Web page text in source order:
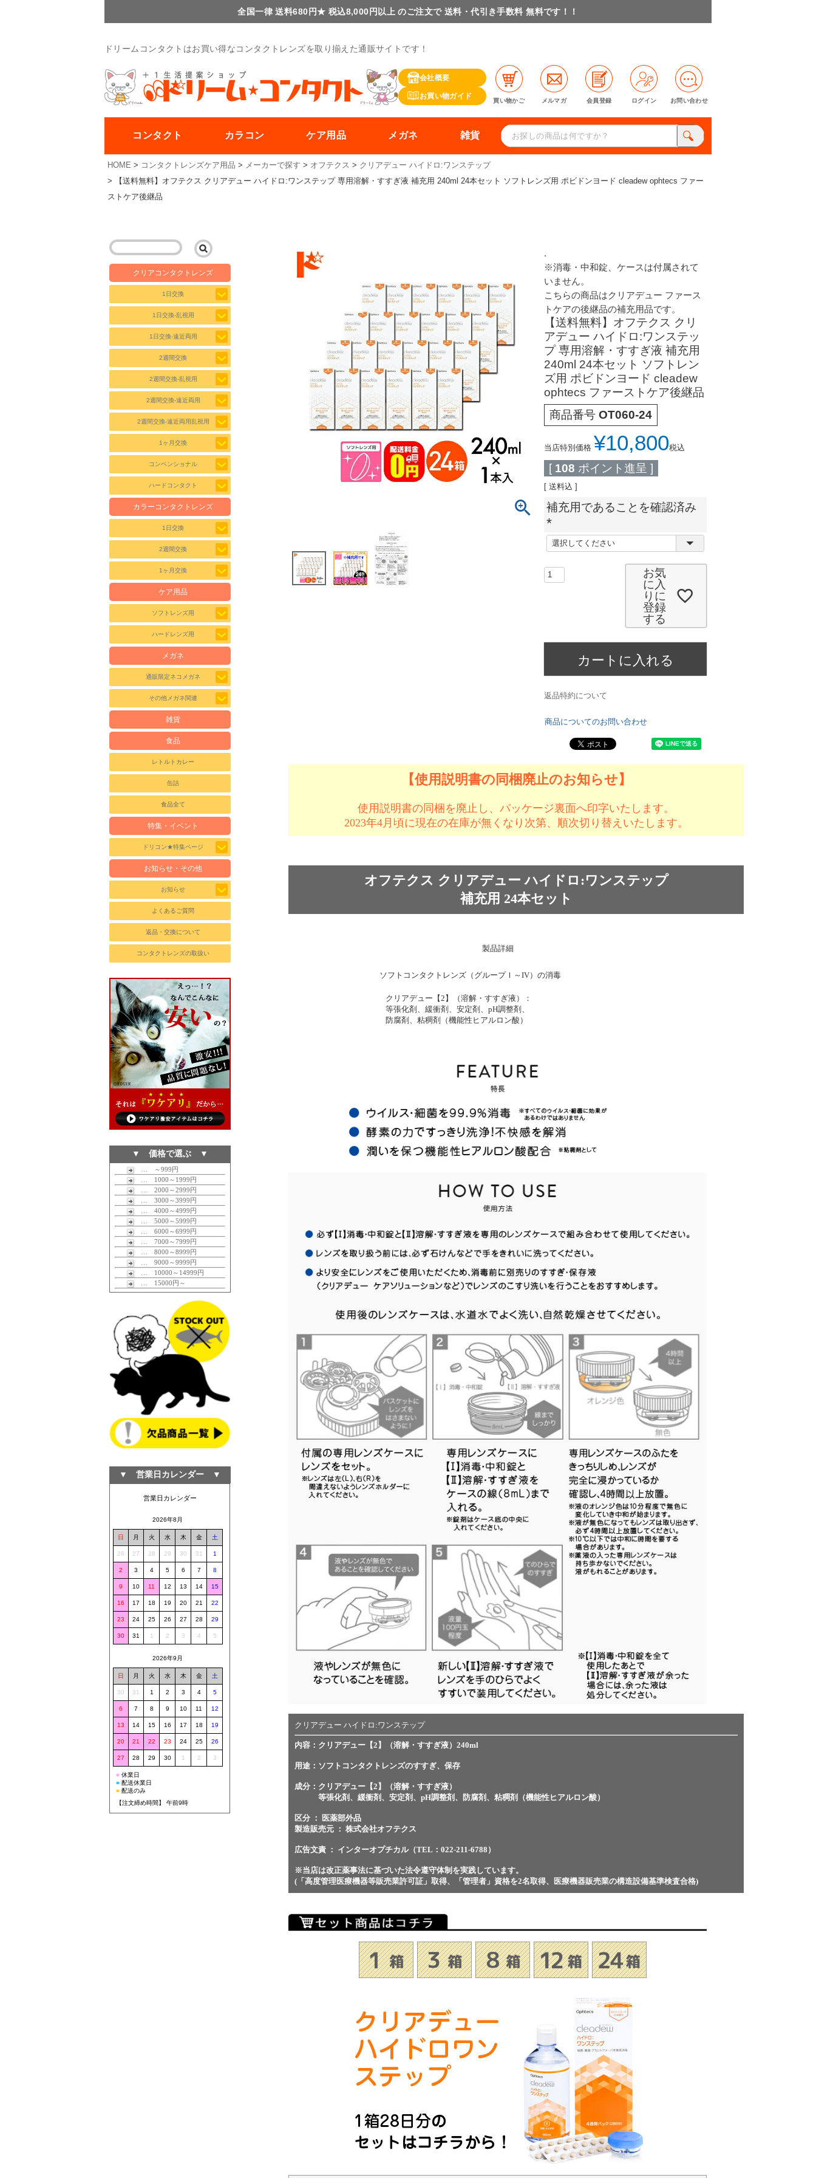
全国一律 送料680円★ 税込8,000円以上 のご注文で 送料・代引き手数料 無料です！！
ドリームコンタクトはお買い得なコンタクトレンズを取り揃えた通販サイトです！
会社概要
お買い物ガイド
買い物かご メルマガ 会員登録 ログイン お問い合わせ
コンタクト カラコン ケア用品 メガネ 雑貨
HOME コンタクトレンズケア用品 メーカーで探す オフテクス
クリアデュー ハイドロ:ワンステップ
【送料無料】オフテクス クリアデュー ハイドロ:ワンステップ 専用溶解・すすぎ液 補充用 240ml 24本セット ソフトレンズ用 ポビドンヨード cleadew ophtecs ファー
ストケア後継品
クリアコンタクトレンズ
1日交換
1日交換-乱視用
1日交換-遠近両用
2週間交換
2週間交換-乱視用
2週間交換-遠近両用
2週間交換-遠近両用乱視用
1ヶ月交換
コンベンショナル
ハードコンタクト
カラーコンタクトレンズ
1日交換
2週間交換
1ヶ月交換
ケア用品
ソフトレンズ用
ハードレンズ用
メガネ
通販限定ネコメガネ
その他メガネ関連
雑貨
食品
レトルトカレー
缶詰
食品全て
特集・イベント
ドリコン★特集ページ
お知らせ・その他
お知らせ
よくあるご質問
返品・交換について
コンタクトレンズの取扱い
▼ 価格で選ぶ ▼
… ～999円
… 1000～1999円
… 2000～2999円
… 3000～3999円
… 4000～4999円
… 5000～5999円
… 6000～6999円
… 7000～7999円
… 8000～8999円
… 9000～9999円
… 10000～14999円
… 15000円～
▼ 営業日カレンダー ▼
営業日カレンダー
2026年8月
日 月 火 水 木 金 土
26 27 28 29 30 31 1
2 3 4 5 6 7 8
9 10 11 12 13 14 15
16 17 18 19 20 21 22
23 24 25 26 27 28 29
30 31 1 2 3 4 5
2026年9月
日 月 火 水 木 金 土
30 31 1 2 3 4 5
6 7 8 9 10 11 12
13 14 15 16 17 18 19
20 21 22 23 24 25 26
27 28 29 30 1 2 3
■ 休業日
■ 配送休業日
■ 配送のみ
【注文締め時間】 午前9時
.
※消毒・中和錠、ケースは付属されて
いません。
こちらの商品はクリアデュー ファース
トケアの後継品の補充用品です。
【送料無料】オフテクス クリ
アデュー ハイドロ:ワンステッ
プ 専用溶解・すすぎ液 補充用
240ml 24本セット ソフトレン
ズ用 ポビドンヨード cleadew
ophtecs ファーストケア後継品
商品番号 OT060-24
当店特別価格 ¥10,800税込
[ 108 ポイント進呈 ]
送料込
補充用であることを確認済み
(
必
須
)
お気
に入
りに
登録
する
カートに入れる
返品特約について
商品についてのお問い合わせ
【使用説明書の同梱廃止のお知らせ】
使用説明書の同梱を廃止し、パッケージ裏面へ印字いたします。
2023年4月頃に現在の在庫が無くなり次第、順次切り替えいたします。
オフテクス クリアデュー ハイドロ:ワンステップ
補充用 24本セット
製品詳細
ソフトコンタクトレンズ（グループＩ～IV）の消毒
クリアデュー【2】（溶解・すすぎ液）：
等張化剤、緩衝剤、安定剤、pH調整剤、
防腐剤、粘稠剤（機能性ヒアルロン酸）
クリアデュー ハイドロ:ワンステップ
内容：クリアデュー【2】（溶解・すすぎ液）240ml
用途：ソフトコンタクトレンズのすすぎ、保存
成分：クリアデュー【2】（溶解・すすぎ液）
等張化剤、緩衝剤、安定剤、pH調整剤、防腐剤、粘稠剤（機能性ヒアルロン酸）
区分 ： 医薬部外品
製造販売元 ： 株式会社オフテクス
広告文責 ： インターオプチカル（TEL：022-211-6788）
※当店は改正薬事法に基づいた法令遵守体制を実践しています。
(「高度管理医療機器等販売業許可証」取得、「管理者」資格を2名取得、医療機器販売業の構造設備基準検査合格)